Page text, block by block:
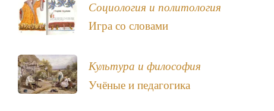
Социология и политология
Игра со словами
Культура и философия
Учёные и педагогика